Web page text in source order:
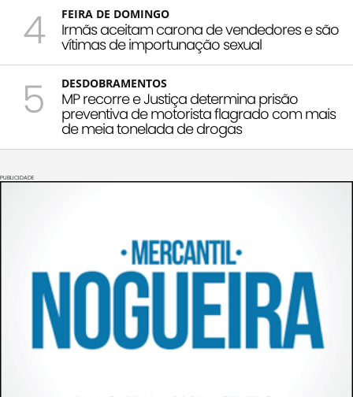
4 FEIRA DE DOMINGO
Irmãs aceitam carona de vendedores e são
vítimas de importunação sexual
5 DESDOBRAMENTOS
MP recorre e Justiça determina prisão
preventiva de motorista flagrado com mais
de meia tonelada de drogas
PUBLICIDADE